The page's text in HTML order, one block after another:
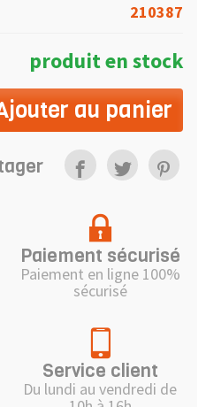
210387
produit en stock
au panier
Paiement sécurisé
Paiement en ligne 100%
sécurisé
Service client
Du lundi au vendredi de